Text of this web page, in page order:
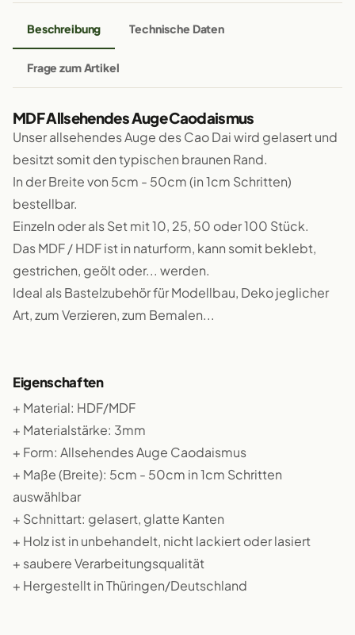
Beschreibung Technische Daten
Frage zum Artikel
MDF Allsehendes Auge Caodaismus
Unser allsehendes Auge des Cao Dai wird gelasert und
besitzt somit den typischen braunen Rand.
In der Breite von 5cm - 50cm (in 1cm Schritten)
bestellbar.
Einzeln oder als Set mit 10, 25, 50 oder 100 Stück.
Das MDF / HDF ist in naturform, kann somit beklebt,
gestrichen, geölt oder... werden.
Ideal als Bastelzubehör für Modellbau, Deko jeglicher
Art, zum Verzieren, zum Bemalen...
Eigenschaften
+ Material: HDF/MDF
+ Materialstärke: 3mm
+ Form: Allsehendes Auge Caodaismus
+ Maße (Breite): 5cm - 50cm in 1cm Schritten
auswählbar
+ Schnittart: gelasert, glatte Kanten
+ Holz ist in unbehandelt, nicht lackiert oder lasiert
+ saubere Verarbeitungsqualität
+ Hergestellt in Thüringen/Deutschland